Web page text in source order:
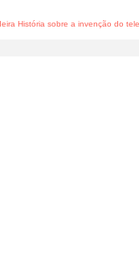
História sobre a invenção do